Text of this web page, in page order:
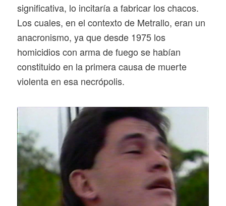
significativa, lo incitaría a fabricar los chacos.
Los cuales, en el contexto de Metrallo, eran un
anacronismo, ya que desde 1975 los
homicidios con arma de fuego se habían
constituido en la primera causa de muerte
violenta en esa necrópolis.